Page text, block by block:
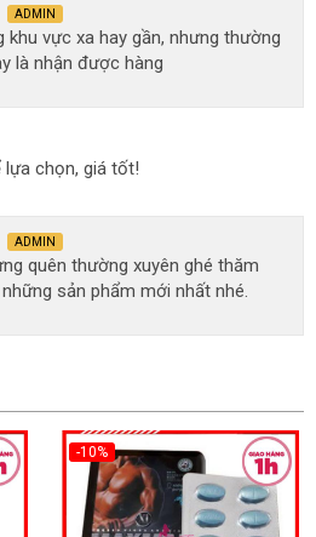
ADMIN
khu vực xa hay gần, nhưng thường
là nhận được hàng
lựa chọn, giá tốt!
ADMIN
quên thường xuyên ghé thăm
sản phẩm mới nhất nhé.
-10%